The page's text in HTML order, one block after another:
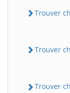
Trouver
Trouver
Trouver